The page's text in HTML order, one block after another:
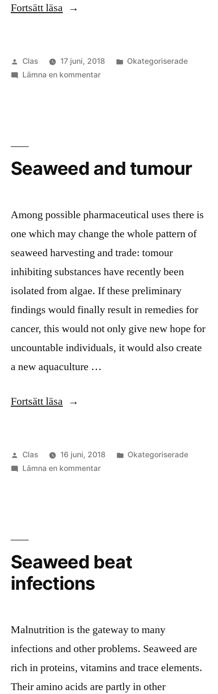
Fortsätt läsa”Seaweed
Publicerat
av
Clas 17 juni, 2018
Publicerat
Okategoriserade
Lämna en kommentartill
Seaweed and tumour
Among possible pharmaceutical uses there is
one which may change the whole pattern of
seaweed harvesting and trade: tomour
inhibiting substances have recently been
isolated from algae. If these preliminary
findings would finally result in remedies for
cancer, this would not only give new hope for
uncountable individuals, it would also create
a new aquaculture …
Fortsätt läsa”Seaweed
Publicerat
av
Clas 16 juni, 2018
Publicerat
Okategoriserade
Lämna en kommentartill
Seaweed beat
infections
Malnutrition is the gateway to many
infections and other problems. Seaweed are
rich in proteins, vitamins and trace elements.
Their amino acids are partly in other